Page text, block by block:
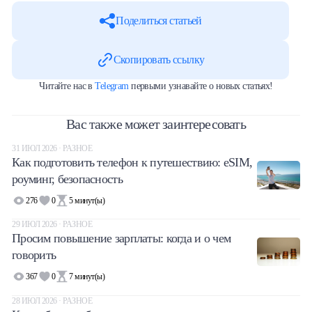
Поделиться статьей
Скопировать ссылку
Читайте нас вTelegram первыми узнавайте о новых статьях!
Вас также может заинтересовать
31 ИЮЛ 2026 · РАЗНОЕ
Как подготовить телефон к путешествию: eSIM,
роуминг, безопасность
276 0 5минут(ы)
29 ИЮЛ 2026 · РАЗНОЕ
Просим повышение зарплаты: когда и о чем
говорить
367 0 7минут(ы)
28 ИЮЛ 2026 · РАЗНОЕ